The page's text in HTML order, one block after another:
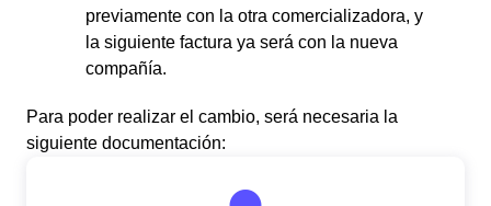
previamente con la otra comercializadora, y
la siguiente factura ya será con la nueva
compañía.
Para poder realizar el cambio, será necesaria la
siguiente documentación: